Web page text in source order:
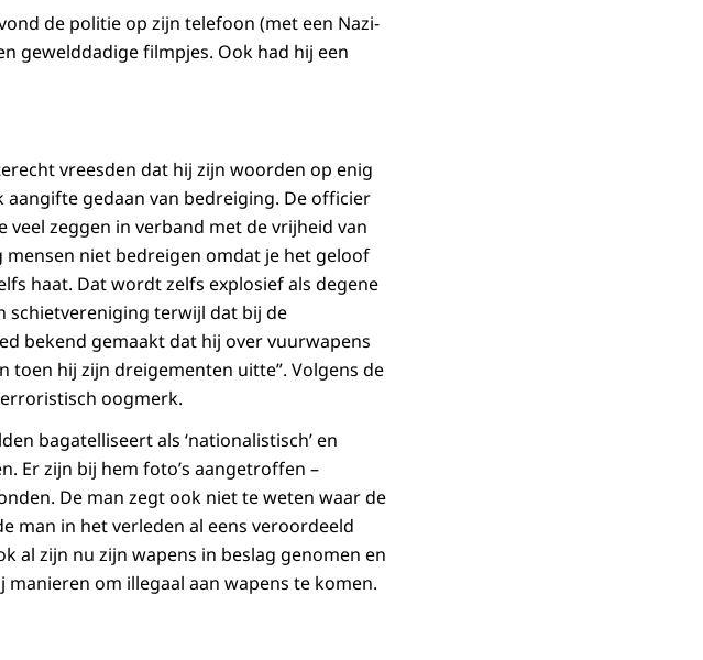
de politie op zijn telefoon (met een Nazi-
gewelddadige filmpjes. Ook had hij een
vreesden dat hij zijn woorden op enig
gedaan van bedreiging. De officier
zeggen in verband met de vrijheid van
mensen niet bedreigen omdat je het geloof
haat. Dat wordt zelfs explosief als degene
schietvereniging terwijl dat bij de
bekend gemaakt dat hij over vuurwapens
toen hij zijn dreigementen uitte”. Volgens de
oogmerk.
bagatelliseert als ‘nationalistisch’ en
Er zijn bij hem foto’s aangetroffen –
De man zegt ook niet te weten waar de
man in het verleden al eens veroordeeld
al zijn nu zijn wapens in beslag genomen en
om illegaal aan wapens te komen.